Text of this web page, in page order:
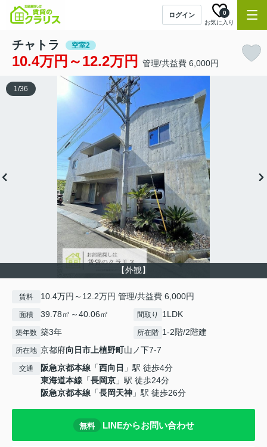
ログイン
お気に入り
0
チャトラ 空室2
10.4万円～12.2万円 管理/共益費 6,000円
【外観】
1/36
賃料 10.4万円～12.2万円 管理/共益費 6,000円
面積 39.78㎡～40.06㎡ 間取り 1LDK
築年数 築3年 所在階 1-2階/2階建
所在地 京都府向日市上植野町山ノ下7-7
交通 阪急京都本線 「西向日 」駅 徒歩4分
東海道本線 「長岡京 」駅 徒歩24分
阪急京都本線 「長岡天神 」駅 徒歩26分
無料 LINEからお問い合わせ